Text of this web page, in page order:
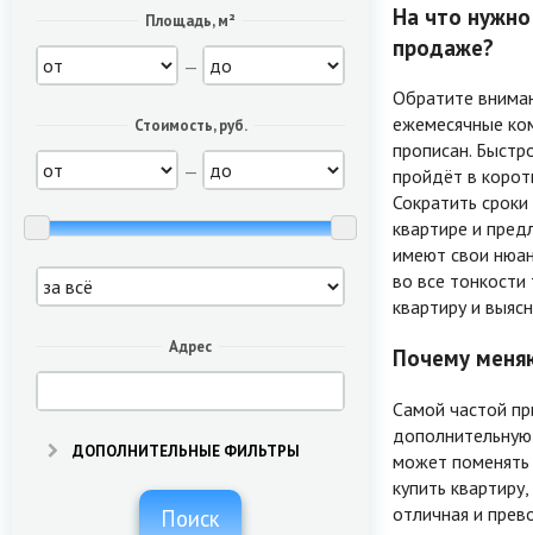
Площадь, м²
—
Стоимость, руб.
—
Адрес
ДОПОЛНИТЕЛЬНЫЕ ФИЛЬТРЫ
Поиск
На что
продаже?
Обратите
ежемесячные
прописан.
пройдёт в
Сократить
квартире и
имеют свои
во все
квартиру и
Почему
Самой частой
может поменять
купить
отличная и